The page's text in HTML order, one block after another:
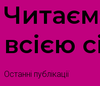
всією
Останні публікації